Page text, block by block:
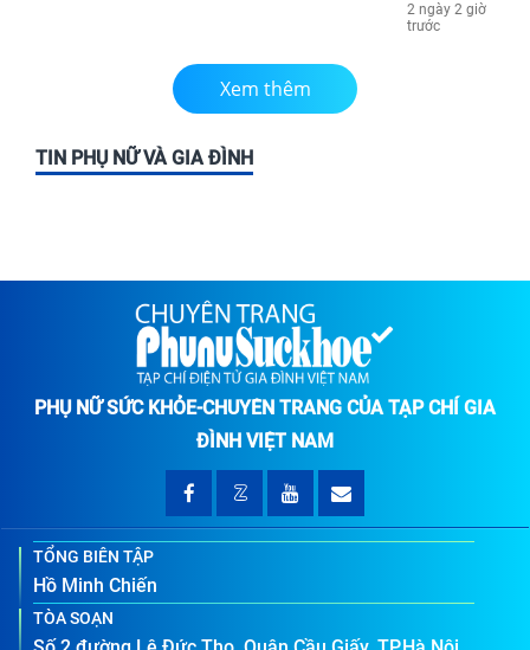
2 ngày 2 giờ
trước
Xem thêm
TIN PHỤ NỮ VÀ GIA ĐÌNH
PHỤ NỮ SỨC KHỎE-CHUYÊN TRANG CỦA TẠP CHÍ GIA
ĐÌNH VIỆT NAM
TỔNG BIÊN TẬP
Hồ Minh Chiến
TÒA SOẠN